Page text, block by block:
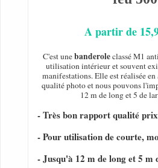
A partir de
C'est unebanderoleclassé M1
utilisation intérieur et souvent
manifestations. Elle est réalisée en
qualité photo et nous pouvons
12 m de long et 5 de
- Très bon rapport qualité prix
- Pour utilisation de courte,
- Jusqu'à 12 m de long et 5 m